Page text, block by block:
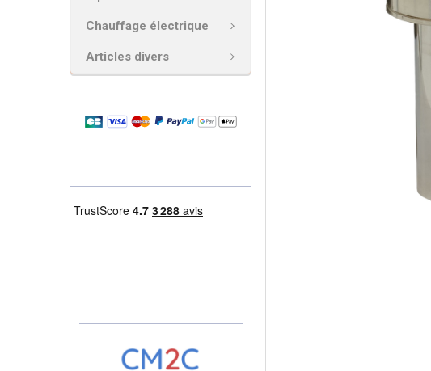
Chauffage électrique
Articles divers